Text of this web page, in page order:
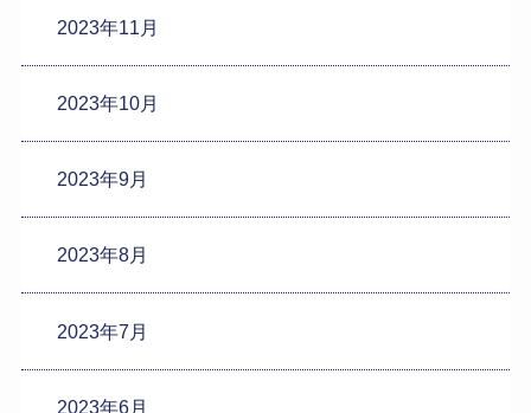
2023年11月
2023年10月
2023年9月
2023年8月
2023年7月
2023年6月